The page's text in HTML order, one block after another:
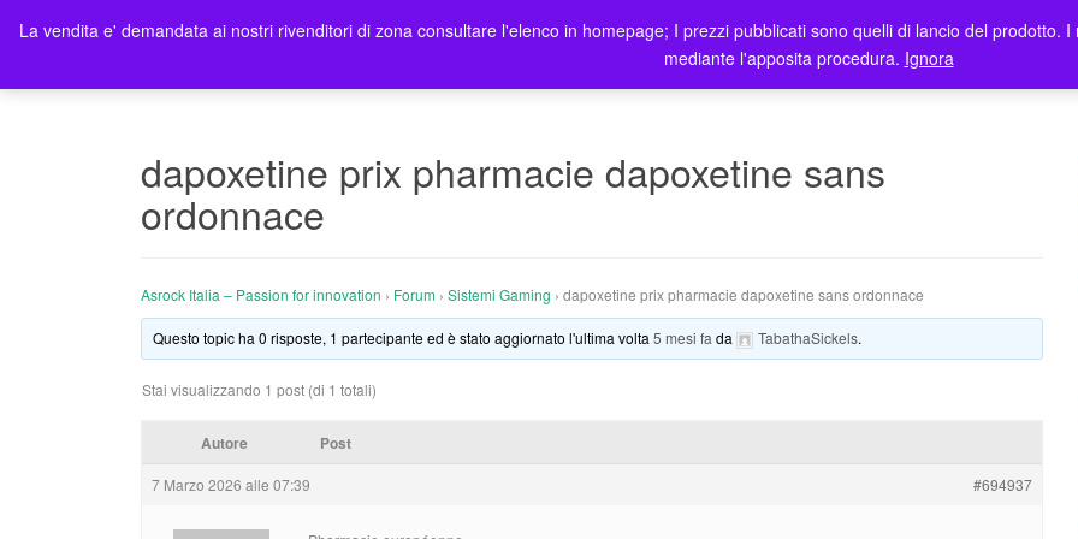
Home Prodotti Blog Registrazione Utenti Elenco
dapoxetine prix pharmacie dapoxetine sans
ordonnace
Asrock Italia – Passion for innovation › Forum › Sistemi Gaming › dapoxetine prix pharmacie dapoxetine sans ordonnace
Questo topic ha 0 risposte, 1 partecipante ed è stato aggiornato l'ultima volta5 mesi fa da TabathaSickels.
Stai visualizzando 1 post (di 1 totali)
Autore Post
7 Marzo 2026 alle 07:39 #694937
La vendita e' demandata ai nostri rivenditori di zona consultare l'elenco in homepage; I prezzi pubblicati sono quelli di lancio del prodotto.
mediante l'apposita procedura. Ignora